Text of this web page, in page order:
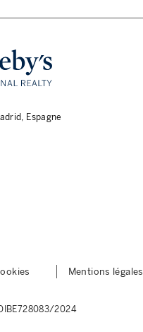
Espagne
Mentions légales
2024